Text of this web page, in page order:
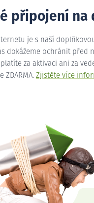
připojení na
je s naší
dokážeme ochránit před
za aktivaci ani za
ZDARMA. Zjistěte více